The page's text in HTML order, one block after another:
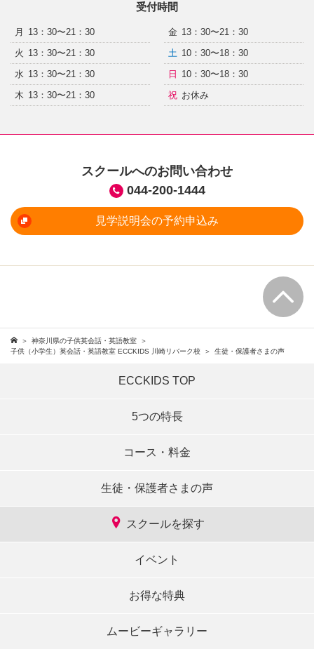
受付時間
月
13：30〜21：30
火 13：30〜21：30
水 13：30〜21：30
木 13：30〜21：30
金 13：30〜21：30
土 10：30〜18：30
日
10：30〜18：30
祝 お休み
スクールへのお問い合わせ
044-200-1444
見学説明会の予約申込み
神奈川県の子供英会話・英語教室
子供（小学生）英会話・英語教室 ECCKIDS 川崎リバーク校
生徒・保護者さまの声
ECCKIDS TOP
5つの特長
コース・料金
生徒・保護者さまの声
スクールを探す
イベント
お得な特典
ムービーギャラリー